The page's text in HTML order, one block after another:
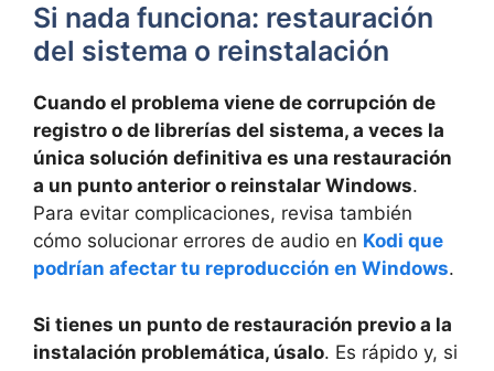
Si nada funciona: restauración
del sistema o reinstalación
Cuando el problema viene de corrupción de
registro o de librerías del sistema, a veces la
única solución definitiva es una restauración
a un punto anterior o reinstalar Windows.
Para evitar complicaciones, revisa también
cómo solucionar errores de audio en Kodi que
podrían afectar tu reproducción en Windows.
Si tienes un punto de restauración previo a la
instalación problemática, úsalo. Es rápido y, si